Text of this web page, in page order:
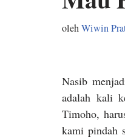
olehWiwin
Nasib
adalah kali
Timoho,
kami pindah